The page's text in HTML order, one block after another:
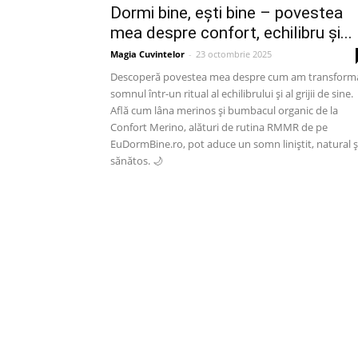
Dormi bine, ești bine – povestea
mea despre confort, echilibru și...
Magia Cuvintelor - 23 octombrie 2025
Descoperă povestea mea despre cum am
somnul într-un ritual al echilibrului și al grijii de sine.
Află cum lâna merinos și bumbacul organic de la
Confort Merino, alături de rutina RMMR de pe
EuDormBine.ro, pot aduce un somn liniștit, natural
sănătos. 🌙